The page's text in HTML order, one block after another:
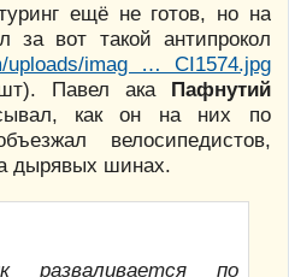
ещё не готов, но на
за вот такой антипрокол
uploads/imag … CI1574.jpg
Павел ака Пафнутий
как он на них по
велосипедистов,
дырявых шинах.
разваливается по